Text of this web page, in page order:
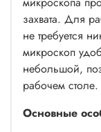
захвата. Для
не требуется
микроскоп
небольшой,
рабочем столе.
Основные